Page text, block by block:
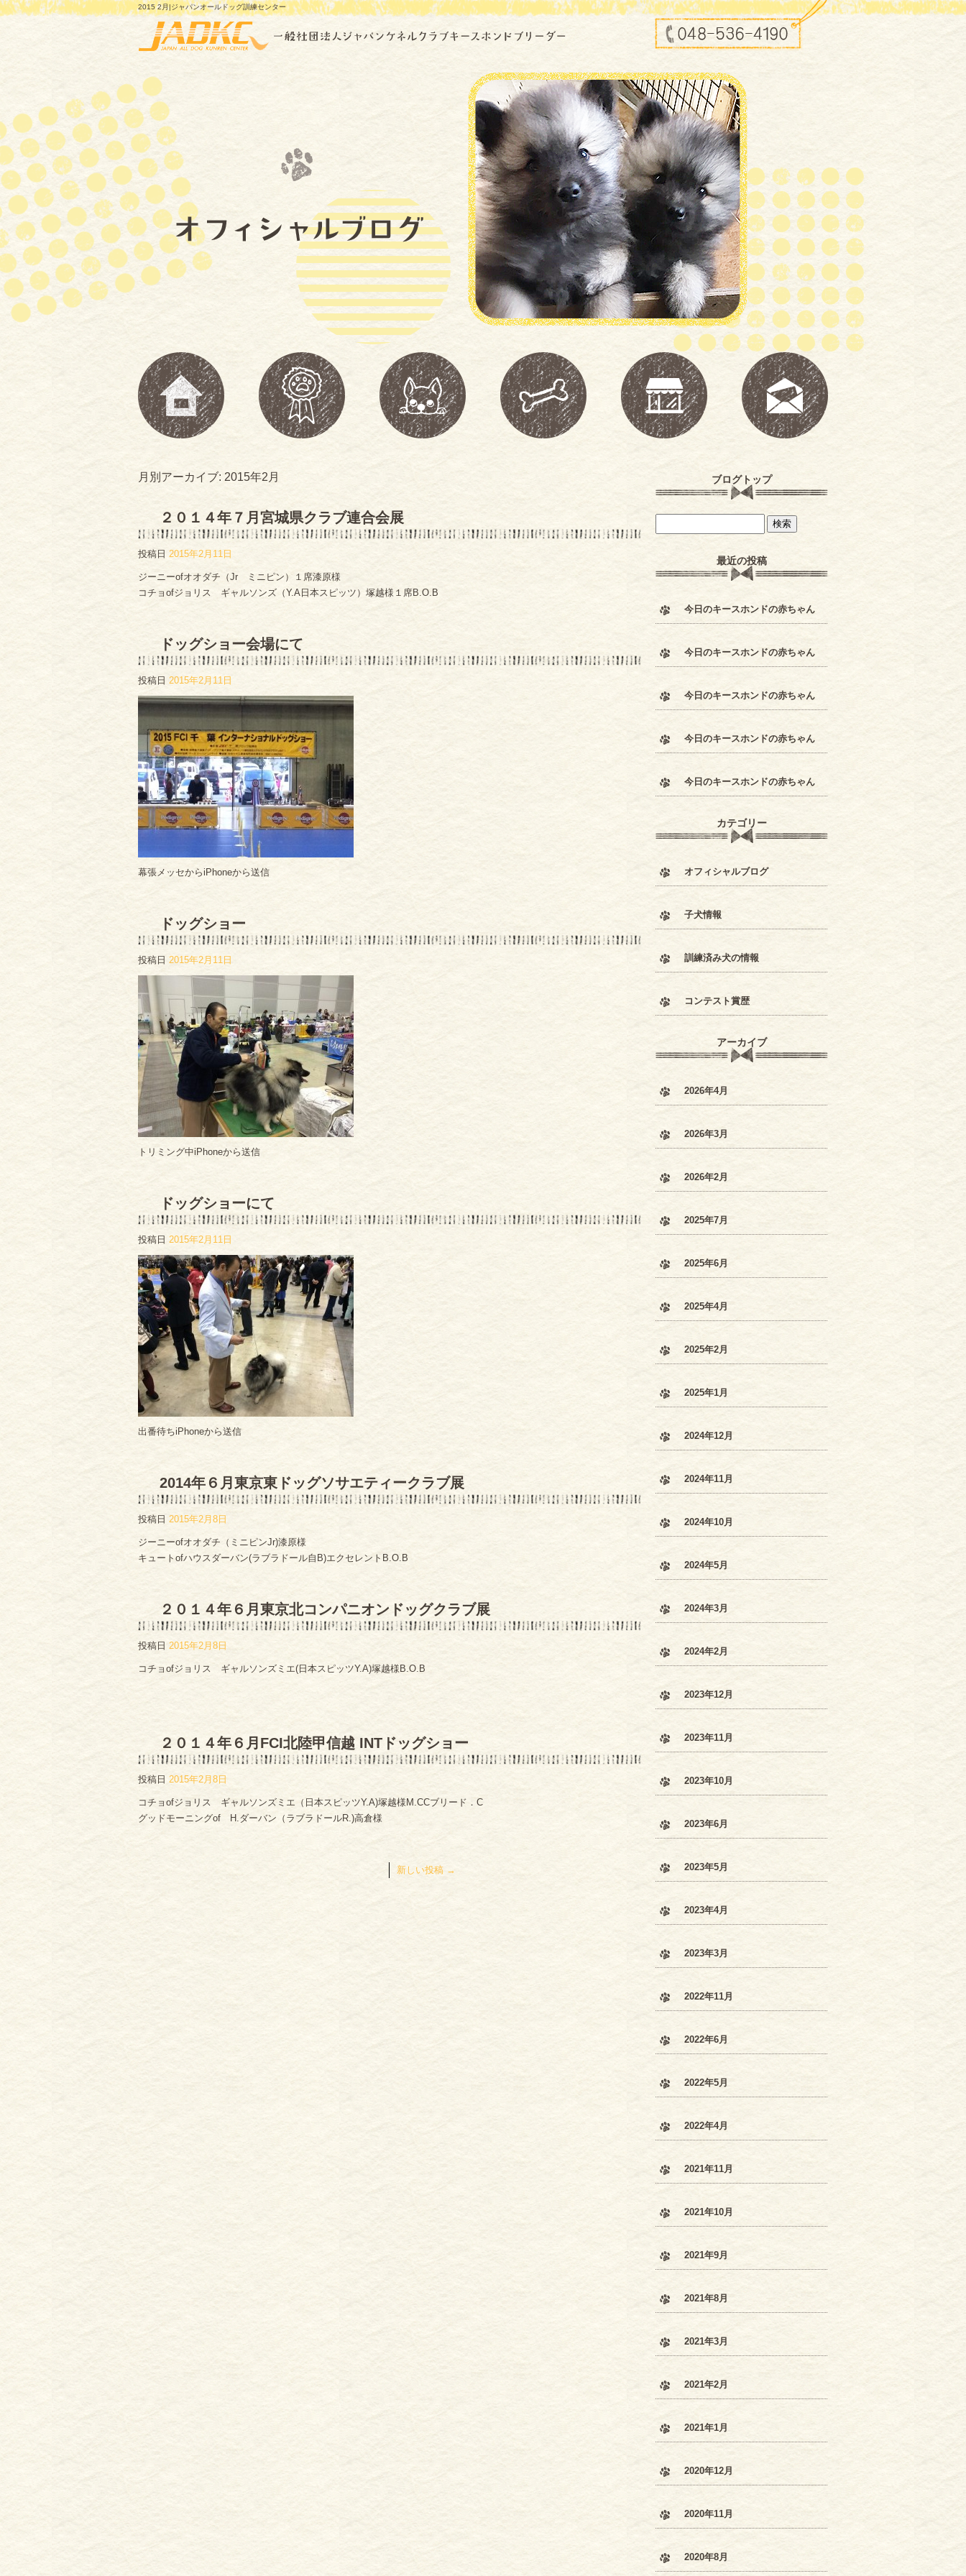
2015 2月|ジャパンオールドッグ訓練センター
月別アーカイブ: 2015年2月
２０１４年７月宮城県クラブ連合会展
投稿日 2015年2月11日
ジーニーofオオダチ（Jr ミニピン）１席漆原様
コチョofジョリス ギャルソンズ（Y.A日本スピッツ）塚越様１席B.O.B
ドッグショー会場にて
投稿日 2015年2月11日
幕張メッセからiPhoneから送信
ドッグショー
投稿日 2015年2月11日
トリミング中iPhoneから送信
ドッグショーにて
投稿日 2015年2月11日
出番待ちiPhoneから送信
2014年６月東京東ドッグソサエティークラブ展
投稿日 2015年2月8日
ジーニーofオオダチ（ミニピンJr)漆原様
キュートofハウスダーバン(ラブラドール自B)エクセレントB.O.B
２０１４年６月東京北コンパニオンドッグクラブ展
投稿日 2015年2月8日
コチョofジョリス ギャルソンズミエ(日本スピッツY.A)塚越様B.O.B
２０１４年６月FCI北陸甲信越 INTドッグショー
投稿日 2015年2月8日
コチョofジョリス ギャルソンズミエ（日本スピッツY.A)塚越様M.CCブリード．C
グッドモーニングof H.ダーバン（ラブラドールR.)高倉様
新しい投稿 →
ブログトップ
最近の投稿
今日のキースホンドの赤ちゃん
今日のキースホンドの赤ちゃん
今日のキースホンドの赤ちゃん
今日のキースホンドの赤ちゃん
今日のキースホンドの赤ちゃん
カテゴリー
オフィシャルブログ
子犬情報
訓練済み犬の情報
コンテスト賞歴
アーカイブ
2026年4月
2026年3月
2026年2月
2025年7月
2025年6月
2025年4月
2025年2月
2025年1月
2024年12月
2024年11月
2024年10月
2024年5月
2024年3月
2024年2月
2023年12月
2023年11月
2023年10月
2023年6月
2023年5月
2023年4月
2023年3月
2022年11月
2022年6月
2022年5月
2022年4月
2021年11月
2021年10月
2021年9月
2021年8月
2021年3月
2021年2月
2021年1月
2020年12月
2020年11月
2020年8月